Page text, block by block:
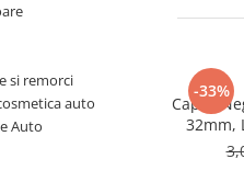
si remorci
auto
Auto
-33%
Capac
32mm,